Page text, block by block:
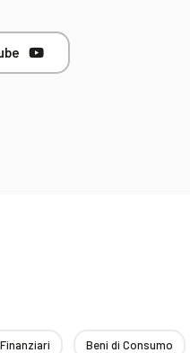
Beni di Consumo